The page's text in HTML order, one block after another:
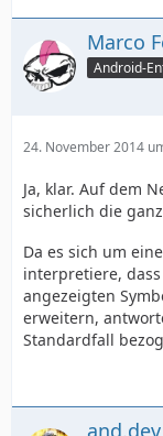
Marco
Android-
24. November 2014
Ja, klar. Auf dem
sicherlich die
Da es sich um
interpretiere,
angezeigten
erweitern,
Standardfall
and.dev